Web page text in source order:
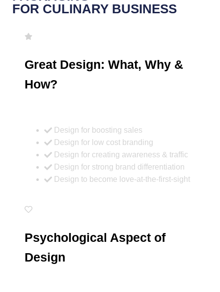
FOR CULINARY BUSINESS
Great Design: What, Why &
How?
Design for boosting sales
Design for low cost branding
Design for creating awareness & traffic
Design for strong brand differentiation
Design to become love-at-the-first-sight
Psychological Aspect of
Design